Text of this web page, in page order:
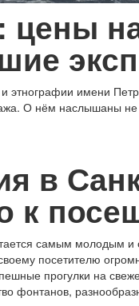
цены
этнографии имени
О нём наслышаны не
в
к
самым молодым
посетителю
прогулки на
фонтанов,